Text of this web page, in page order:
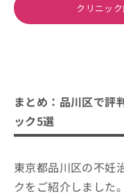
クリニッ
まとめ：品川区で評
ック5選
東京都品川区の不妊
クをご紹介しました。